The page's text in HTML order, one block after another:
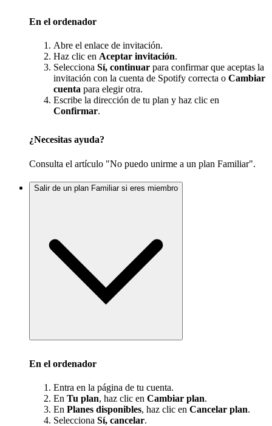
En el ordenador
Abre el enlace de invitación.
Haz clic en Aceptar invitación.
Selecciona Sí, continuar para confirmar que aceptas la
invitación con la cuenta de Spotify correcta o Cambiar
cuenta para elegir otra.
Escribe la dirección de tu plan y haz clic en
Confirmar.
¿Necesitas ayuda?
Consulta el artículo "No puedo unirme a un plan Familiar".
Salir de un plan Familiar si eres miembro
En el ordenador
Entra en la página de tu cuenta.
En Tu plan, haz clic en Cambiar plan.
En Planes disponibles, haz clic en Cancelar plan.
Selecciona Sí, cancelar.